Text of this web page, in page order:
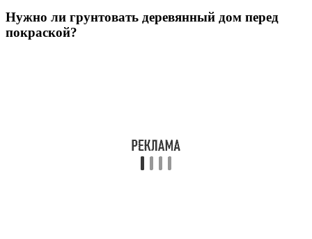
Нужно ли грунтовать деревянный дом перед
покраской?